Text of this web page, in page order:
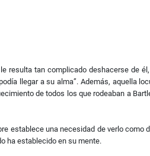
resulta tan complicado deshacerse de
llegar a su alma”. Además, aquella
de todos los que rodeaban a
establece una necesidad de verlo como
ha establecido en su mente.